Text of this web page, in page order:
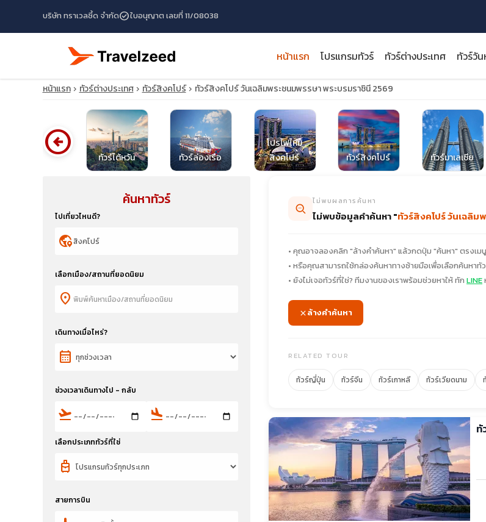
บริษัท ทราเวลซี้ด จำกัดcheck_circleใบอนุญาต เลขที่ 11/08038
หน้าแรก โปรแกรมทัวร์ ทัวร์ต่างประเทศ ทัวร์วั
close
หน้าแรก ทัวร์ต่างประเทศ ทัวร์สิงคโปร์ ทัวร์สิงคโปร์ วันเฉลิมพระชนมพรรษา พระบรมราชินี 2569
ทัวร์อินโดนีเซีย ทัวร์ไต้หวัน ทัวร์ล่องเรือ
โปรไฟไหม้
สิงคโปร์
ทัวร์สิงคโปร์ ทัวร์มาเลเซีย
arrow_circle_left
ค้นหาทัวร์
ไปเที่ยวไหนดี?
globe_location_pin
เลือกเมือง/สถานที่ยอดนิยม
location_on
เดินทางเมื่อไหร่?
calendar_month
ช่วงเวลาเดินทางไป - กลับ
flight_takeoff flight_land
เลือกประเภททัวร์ที่ใช่
travel_luggage_and_bags
สายการบิน
ไม่พบผลการค้นหา
ไม่พบข้อมูลคำค้นหา "ทัวร์สิงคโปร์ วันเฉลิม
• คุณอาจลองคลิก "ล้างคำค้นหา" แล้วกดปุ่ม "ค้นหา" ตรงเม
• หรือคุณสามารถใช้กล่องค้นหาทางซ้ายมือเพื่อเลือกค้นหาทั
• ยังไม่เจอทัวร์ที่ใช่? ทีมงานของเราพร้อมช่วยหาให้ ทัก LINE
ล้างคำค้นหา
RELATED TOUR
ทัวร์ญี่ปุ่น ทัวร์จีน ทัวร์เกาหลี ทัวร์เวียดนาม
ทั